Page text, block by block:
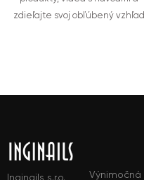
zdieľajte svoj obľúbený vzhľad
Inginails s.r.o. Výnimočná